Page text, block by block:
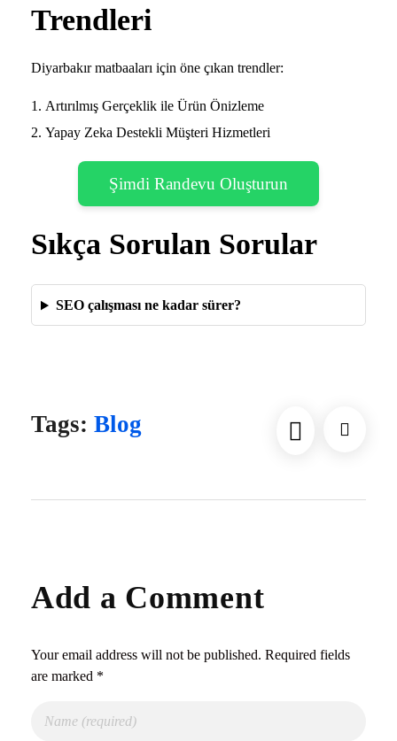
Trendleri
Diyarbakır matbaaları için öne çıkan trendler:
Artırılmış Gerçeklik ile Ürün Önizleme
Yapay Zeka Destekli Müşteri Hizmetleri
Şimdi Randevu Oluşturun
Sıkça Sorulan Sorular
SEO çalışması ne kadar sürer?
Tags: Blog
Add a Comment
Your email address will not be published. Required fields
are marked *